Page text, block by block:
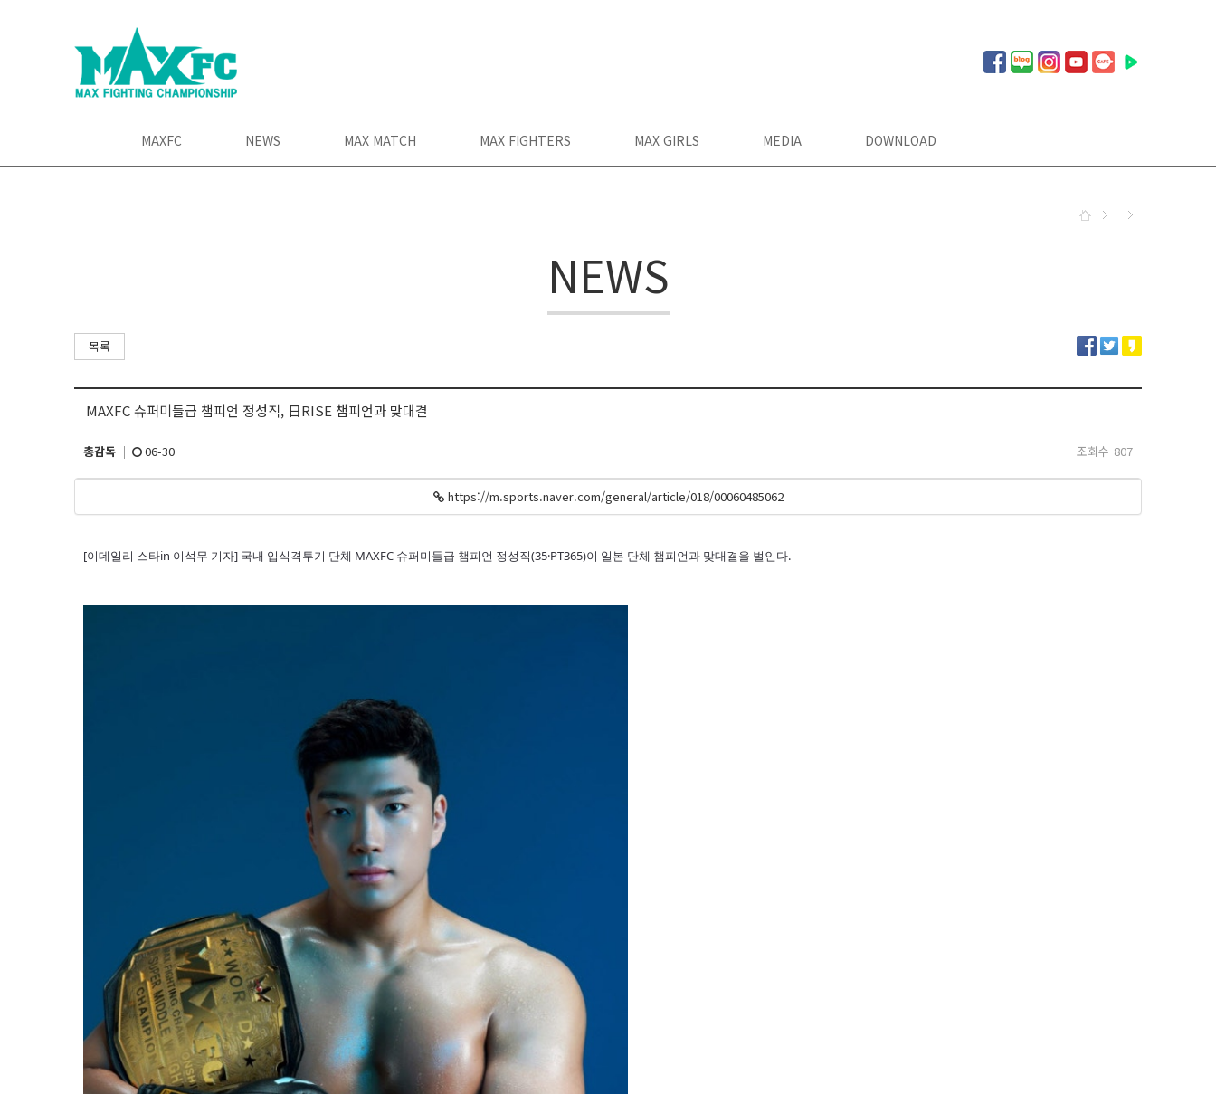
MAXFC NEWS MAX MATCH MAX FIGHTERS MAX GIRLS MEDIA DOWNLOAD
NEWS
목록
MAXFC 슈퍼미들급 챔피언 정성직, 日RISE 챔피언과 맞대결
총감독 06-30 조회수 807
https://m.sports.naver.com/general/article/018/00060485062
[이데일리 스타in 이석무 기자] 국내 입식격투기 단체 MAXFC 슈퍼미들급 챔피언 정성직(35·PT365)이 일본 단체 챔피언과 맞대결을 벌인다.